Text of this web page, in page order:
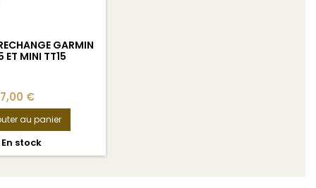
GARMIN
ET MINI TT15
7,00 €
au panier
En stock